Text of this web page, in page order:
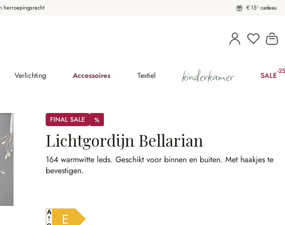
herroepingsrecht € 15¹ cadeau
U heeft
Verlichting Accessoires Textiel kinderkamer SALE-
Sale %
%
Lichtgordijn Bellarian
164 warmwitte leds.Geschikt voor binnen en buiten.Met haakjes te
bevestigen.
E